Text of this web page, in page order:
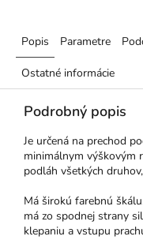
Popis Parametre
Ostatné informácie
Podrobný popis
Je určená na prechod
minimálnym výškovým
podláh všetkých
Má širokú farebnú
má zo spodnej strany
klepaniu a vstupu